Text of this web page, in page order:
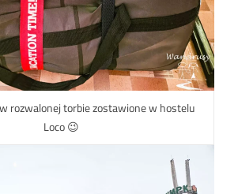
rozwalonej torbie zostawione w hostelu
Loco 😉